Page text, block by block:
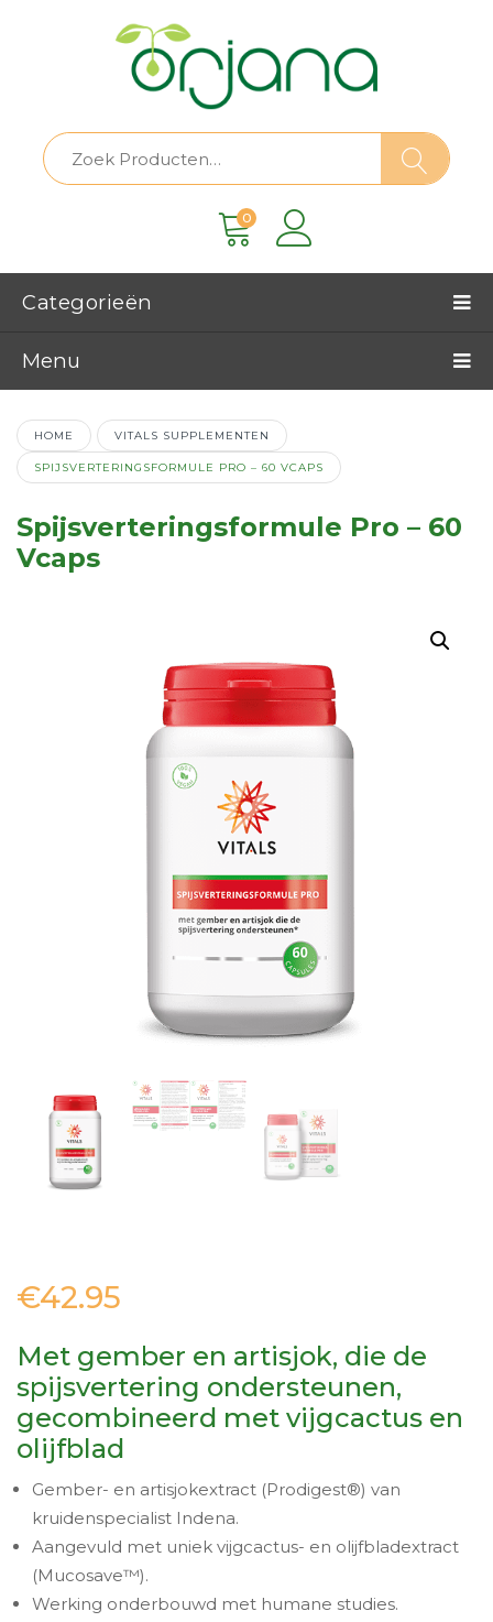
0
Categorieën
Menu
HOME VITALS SUPPLEMENTEN
SPIJSVERTERINGSFORMULE PRO – 60 VCAPS
Spijsverteringsformule Pro – 60
Vcaps
€42.95
Met gember en artisjok, die de
spijsvertering ondersteunen,
gecombineerd met vijgcactus en
olijfblad
Gember- en artisjokextract (Prodigest®) van
kruidenspecialist Indena.
Aangevuld met uniek vijgcactus- en olijfbladextract
(Mucosave™).
Werking onderbouwd met humane studies.